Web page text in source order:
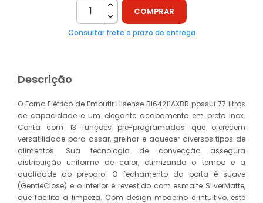
COMPRAR
Consultar frete e prazo de entrega
Descrição
O Forno Elétrico de Embutir Hisense BI64211AXBR possui 77 litros
de capacidade e um elegante acabamento em preto inox.
Conta com 13 funções pré-programadas que oferecem
versatilidade para assar, grelhar e aquecer diversos tipos de
alimentos. Sua tecnologia de convecção assegura
distribuição uniforme de calor, otimizando o tempo e a
qualidade do preparo. O fechamento da porta é suave
(GentleClose) e o interior é revestido com esmalte SilverMatte,
que facilita a limpeza. Com design moderno e intuitivo, este